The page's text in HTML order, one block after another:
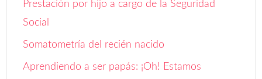
Prestación por hijo a cargo de la Seguridad
Social
Somatometría del recién nacido
Aprendiendo a ser papás: ¡Oh! Estamos